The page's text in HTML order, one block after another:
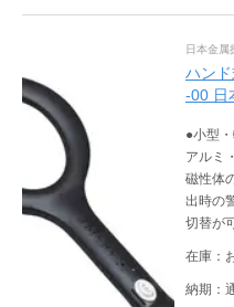
日本金属
ハン
-00 日
●小型
アルミ
磁性体
出時の
切替が
在庫：
納期：